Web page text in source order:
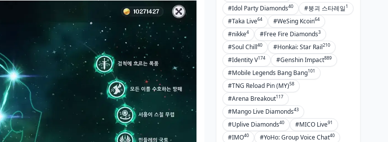
#Idol Party Diamonds40 #붕괴 스타레일1
#Taka Live64 #WeSing Kcoin64
#nikke4 #Free Fire Diamonds3
#Soul Chill40 #Honkai: Star Rail210
#Identity V174 #Genshin Impact889
#Mobile Legends Bang Bang101
#TNG Reload Pin (MY)58
#Arena Breakout117
#Mango Live Diamonds43
#Uplive Diamonds40 #MICO Live91
#IMO40 #YoHo: Group Voice Chat40